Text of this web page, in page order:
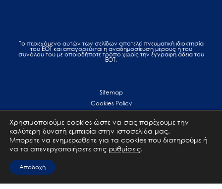
Το περιεχόμενο αυτών των σελίδων αποτελεί πvευματική ιδιοκτησία
του ΕΟΤ και απαγορεύεται η αναδημοσίευση μέρους ή του
συνόλου του με οποιοδήποτε τρόπο χωρίς την έγγραφη άδεια του
ΕΟΤ.
Sitemap
Cookies Policy
Terms of use
Επικοινωνία
Χρησιμοποιούμε cookies ώστε να σας παρέχουμε την
καλύτερη δυνατή εμπειρία στην ιστοσελίδα μας.
Μπορείτε να ενημερωθείτε για τα cookies που διατηρούμε ή
να τα απενεργοποιήσετε στις ρυθμίσεις.
Αποδοχή